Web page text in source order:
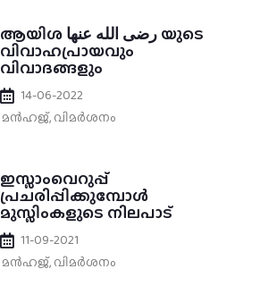
ആയിശ رضى الله عنها യുടെ
വിവാഹപ്രായവും
വിവാദങ്ങളും
14-06-2022
മന്‍ഹജ്, വിമർശനം
ഇസ്ലാംവെറുപ്പ്
പ്രചരിപ്പിക്കുമ്പോൾ
മുസ്ലിംകളുടെ നിലപാട്
11-09-2021
മന്‍ഹജ്, വിമർശനം